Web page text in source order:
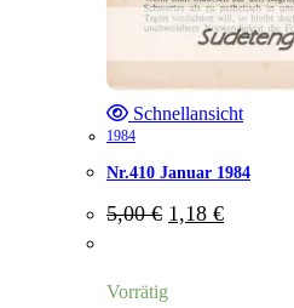
Schnellansicht
1984
Nr.410 Januar 1984
5,00€ Ursprünglicher
Preis
1,18 €Aktueller
Preis
Vorrätig